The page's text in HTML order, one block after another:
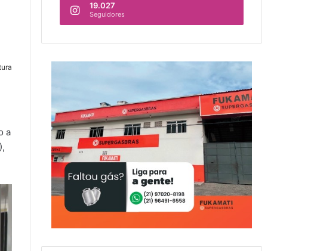
a
19.027
Seguidores